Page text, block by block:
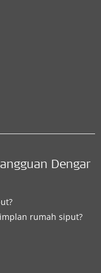
Dengar
rumah siput?